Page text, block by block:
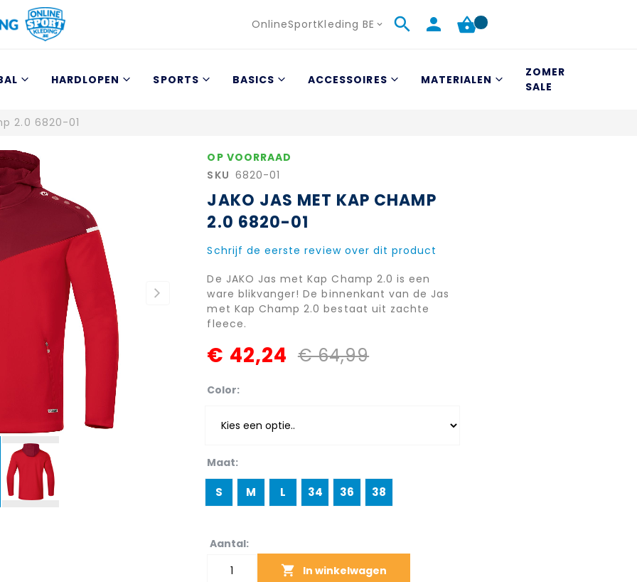
Taal
OnlineSportKleding BE
HARDLOPEN SPORTS BASICS ACCESSOIRES MATERIALEN
ZOMER
SALE
2.0 6820-01
OP VOORRAAD
SKU 6820-01
JAKO JAS MET KAP CHAMP
2.0 6820-01
Schrijf de eerste review over dit product
De JAKO Jas met Kap Champ 2.0 is een
ware blikvanger! De binnenkant van de Jas
met Kap Champ 2.0 bestaat uit zachte
fleece.
€ 42,24 € 64,99
Color
Maat
S M L 34 36 38
Aantal:
In winkelwagen